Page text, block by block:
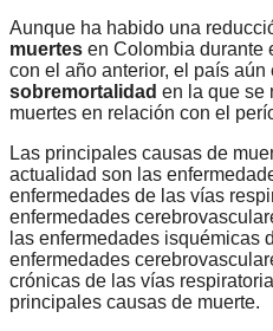
Aunque ha habido una
muertes en Colombia durante
con el año anterior, el país
sobremortalidad en la que se
muertes en relación con el
Las principales causas de
actualidad son las
enfermedades de las vías
enfermedades
las enfermedades isquémicas
enfermedades
crónicas de las vías
principales causas de muerte.